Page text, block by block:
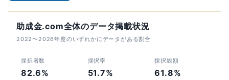
助成金.com全体のデータ掲載状況
2022〜2026年度のいずれかにデータがある割合
採択者数
82.6%
採択率
51.7%
採択総額
61.8%